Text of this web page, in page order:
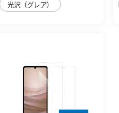
光沢（グレア）